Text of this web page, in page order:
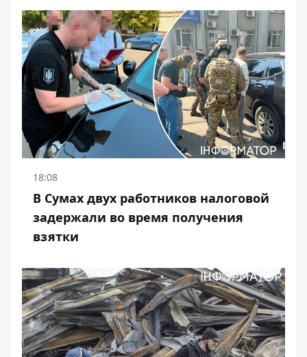
18:08
В Сумах двух работников налоговой
задержали во время получения
взятки